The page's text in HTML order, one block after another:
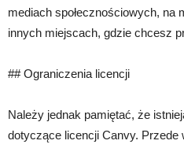
mediach społecznościowych, na
innych miejscach, gdzie chcesz
## Ograniczenia licencji
Należy jednak pamiętać, że
dotyczące licencji Canvy.